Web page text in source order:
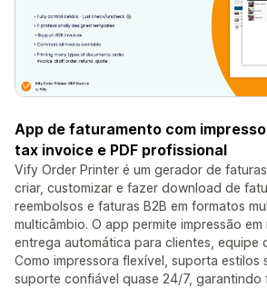
App de faturamento com
tax invoice e PDF profissional
Vify Order Printer é um gerador de
criar, customizar e fazer download de
reembolsos e faturas B2B em formatos
multicâmbio. O app permite impressão
entrega automática para clientes, equipe
Como impressora flexível, suporta estilos
suporte confiável quase 24/7, garantindo